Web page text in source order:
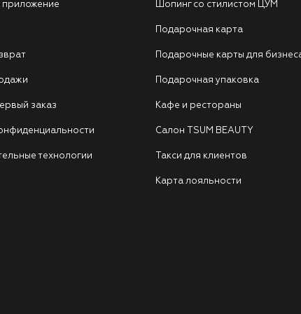
заказ
технологии
Шопинг со стилистом ЦУМ
Подарочная карта
Подарочные карты для
Подарочная упаковка
Кафе и рестораны
Салон TSUM BEAUTY
Такси для клиентов
Карта лояльности